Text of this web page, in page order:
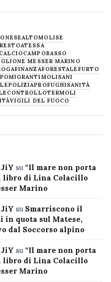
ALTOMOLISE
ATESSA
CALCIOCAMPOBASSO
MESSER MARINO
FINANZAFORESTALE FURTO
MIGRANTIMOLISANI
POLIZIAPROFUGHISANITÀ
TERMOLI
VIGILI DEL FUOCO
su “Il mare non porta
libro di Lina Colacillo
Marino
su Smarriscono il
in quota sul Matese,
dal Soccorso alpino
su “Il mare non porta
libro di Lina Colacillo
Marino